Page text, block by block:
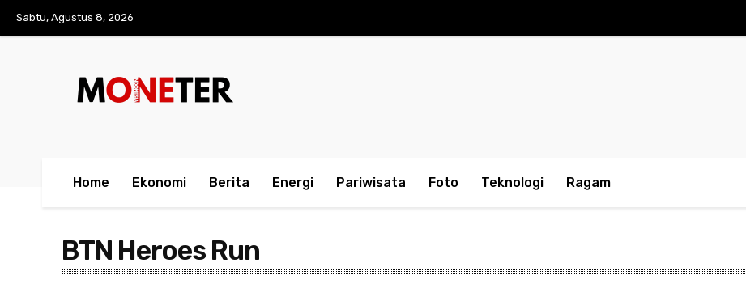
Sabtu, Agustus 8, 2026
Home Ekonomi Berita Energi Pariwisata Foto Teknologi Ragam
BTN Heroes Run